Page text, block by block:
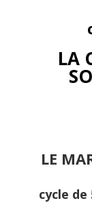
LA
LE
cycle